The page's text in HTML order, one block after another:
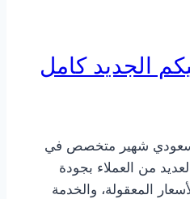
الجديد كامل
شهير متخصص في
من العملاء بجودة
المعقولة، والخدمة